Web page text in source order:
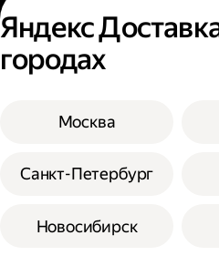
Яндекс
городах
Москва
Санкт-Петербург
Новосибирск